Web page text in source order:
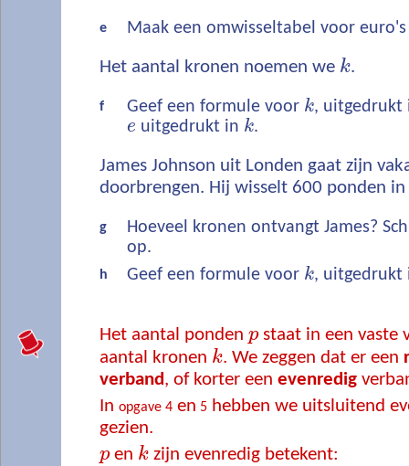
e Maak een omwisseltabel voor
Het aantal kronen noemen we k.
f Geef een formule voor k,
e uitgedrukt in k.
James Johnson uit Londen gaat zijn
doorbrengen. Hij wisselt 600 ponden
g
Hoeveel kronen ontvangt James?
op.
h Geef een formule voor k,
Het aantal ponden pstaat in een vaste
aantal kronen k. We zeggen dat er een
verband, of korter een evenredig
In opgave 4 en 5 hebben we uitsluitend
gezien.
pen k zijn evenredig betekent: